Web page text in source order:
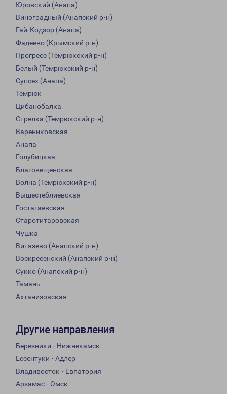
Юровский (Анапа)
Виноградный (Анапский р-н)
Гай-Кодзор (Анапа)
Фадеево (Крымский р-н)
Прогресс (Темрюкский р-н)
Белый (Темрюкский р-н)
Супсех (Анапа)
Темрюк
Цибанобалка
Стрелка (Темрюкский р-н)
Варениковская
Анапа
Голубицкая
Благовещенская
Волна (Темрюкский р-н)
Вышестеблиевская
Гостагаевская
Старотитаровская
Чушка
Витязево (Анапский р-н)
Воскресенский (Анапский р-н)
Сукко (Анапский р-н)
Тамань
Ахтанизовская
Другие направления
Березники - Нижнекамск
Ессентуки - Адлер
Владивосток - Евпатория
Арзамас - Омск